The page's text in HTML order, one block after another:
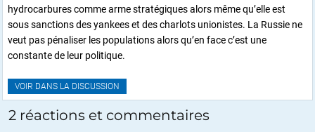
hydrocarbures comme arme stratégiques alors même qu’elle est
sous sanctions des yankees et des charlots unionistes. La Russie ne
veut pas pénaliser les populations alors qu’en face c’est une
constante de leur politique.
VOIR DANS LA DISCUSSION
2 réactions et commentaires